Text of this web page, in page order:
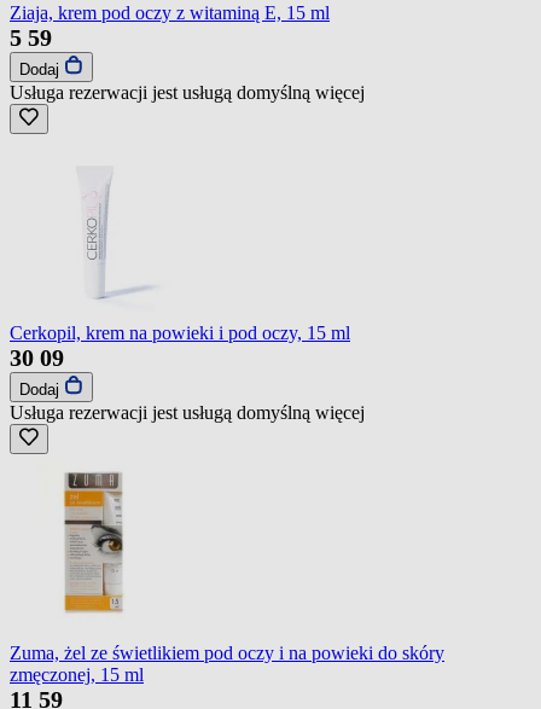
Ziaja, krem pod oczy z witaminą E, 15 ml
5 59
Dodaj
Usługa rezerwacji jest usługą domyślną więcej
Cerkopil, krem na powieki i pod oczy, 15 ml
30 09
Dodaj
Usługa rezerwacji jest usługą domyślną więcej
Zuma, żel ze świetlikiem pod oczy i na powieki do skóry
zmęczonej, 15 ml
11 59